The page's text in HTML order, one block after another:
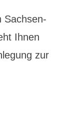
Sachsen-
Ihnen
zur